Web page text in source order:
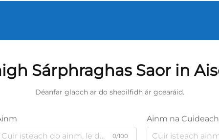
Sárphraghas Saor in
Déanfar glaoch ar do sheoilfidh ár gcearáid.
0/100
Ainm na